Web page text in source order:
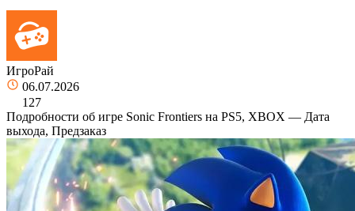
ИгроРай
06.07.2026
127
Подробности об игре Sonic Frontiers на PS5, XBOX — Дата
выхода, Предзаказ